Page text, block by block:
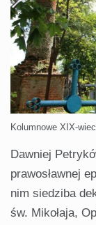
Kolumnowe XIX-
Dawniej
prawosławnej
nim siedziba
św. Mikołaja,